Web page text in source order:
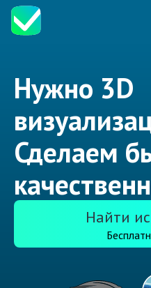
Нужно 3D
Сделаем
Найти